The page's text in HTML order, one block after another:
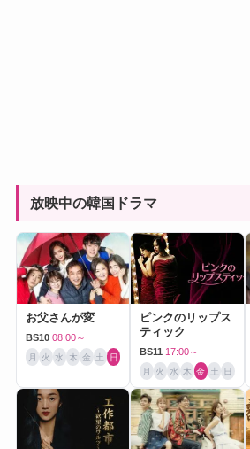
放映中の韓国ドラマ
お父さんが変
BS10 08:00～
月 火 水 木 金 土 日
ピンクのリップス
ティック
BS11 17:00～
月 火 水 木 金 土 日